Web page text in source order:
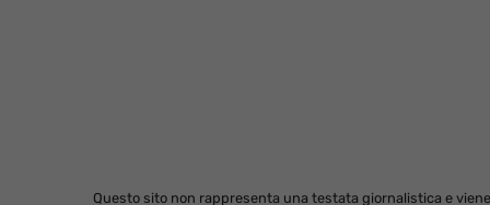
Questo sito non rappresenta una testata giornalistica e